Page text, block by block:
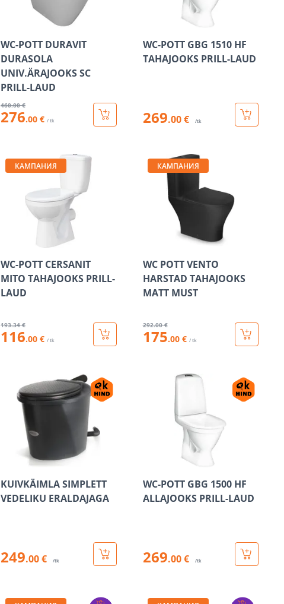
WC-POTT DURAVIT
DURASOLA
UNIV.ÄRAJOOKS SC
PRILL-LAUD
460.00 €
276.00 € / tk
WC-POTT GBG 1510 HF
TAHAJOOKS PRILL-LAUD
269.00 € /tk
КАМПАНИЯ
WC-POTT CERSANIT
MITO TAHAJOOKS PRILL-
LAUD
193.34 €
116.00 € / tk
КАМПАНИЯ
WC POTT VENTO
HARSTAD TAHAJOOKS
MATT MUST
292.00 €
175.00 € / tk
KUIVKÄIMLA SIMPLETT
VEDELIKU ERALDAJAGA
249.00 € /tk
WC-POTT GBG 1500 HF
ALLAJOOKS PRILL-LAUD
269.00 € /tk